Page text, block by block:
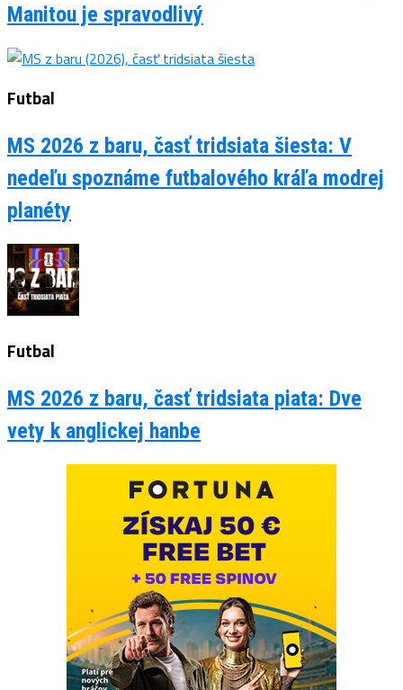
Manitou je spravodlivý
Futbal
MS 2026 z baru, časť tridsiata šiesta: V
nedeľu spoznáme futbalového kráľa modrej
planéty
Futbal
MS 2026 z baru, časť tridsiata piata: Dve
vety k anglickej hanbe